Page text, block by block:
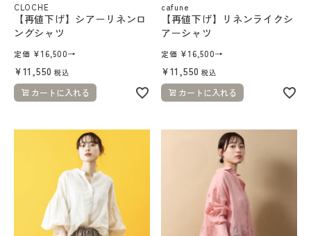
CLOCHE
【再値下げ】シアーリネンロ
ングシャツ
定価 ¥16,500→
¥11,550 税込
カートに入れる
cafune
【再値下げ】リネンライクシ
アーシャツ
定価 ¥16,500→
¥11,550 税込
カートに入れる